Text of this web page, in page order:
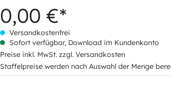
0,00 €*
Versandkostenfrei
Sofort verfügbar, Download im Kundenkonto
Preise inkl. MwSt. zzgl. Versandkosten
Staffelpreise werden nach Auswahl der Menge